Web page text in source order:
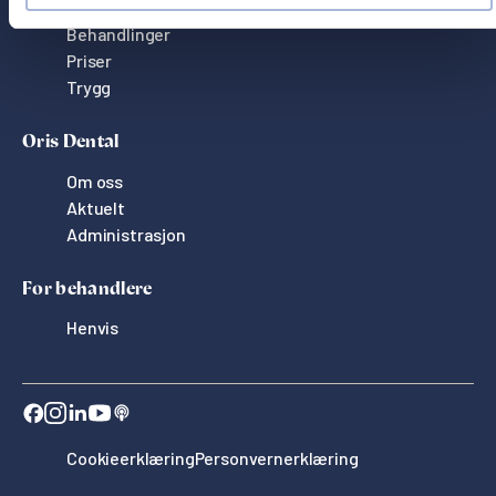
Behandlinger
Priser
Trygg
Oris Dental
Om oss
Aktuelt
Administrasjon
For behandlere
Henvis
CookieerklæringPersonvernerklæring